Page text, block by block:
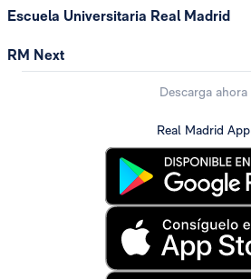
Escuela Universitaria Real Madrid
RM Next
Descarga ahora
Real Madrid App